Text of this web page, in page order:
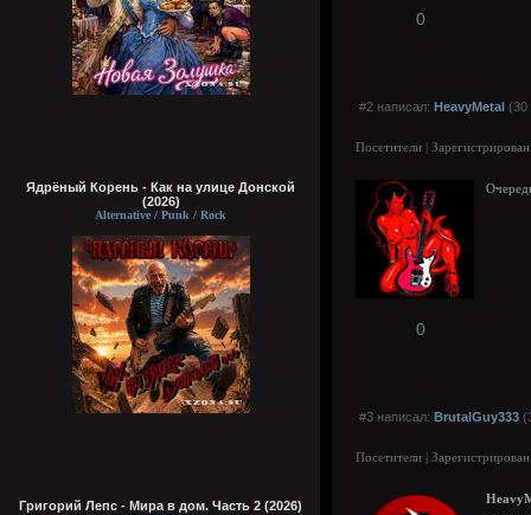
Ядрёный Корень - Как на улице Донской
(2026)
Alternative / Punk / Rock
Григорий Лепс - Мира в дом. Часть 2 (2026)
0
#2 написал: HeavyMetal (30
Посетители |
0
#3 написал: BrutalGuy333
Посетители |